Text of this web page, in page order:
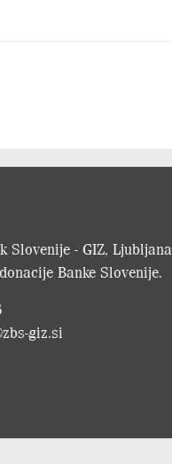
Slovenije - GIZ, Ljubljana
Banke Slovenije.
giz.si